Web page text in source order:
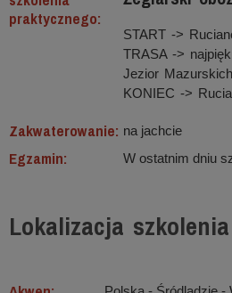
praktycznego:
START ->
TRASA ->
Jezior
KONIEC ->
Zakwaterowanie: na jachcie
Egzamin: W ostatnim dniu
Lokalizacja szkolenia